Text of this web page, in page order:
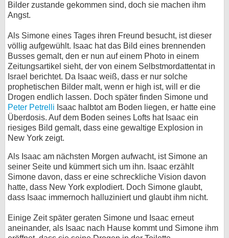
Bilder zustande gekommen sind, doch sie machen ihm
Angst.
Als Simone eines Tages ihren Freund besucht, ist dieser
völlig aufgewühlt. Isaac hat das Bild eines brennenden
Busses gemalt, den er nun auf einem Photo in einem
Zeitungsartikel sieht, der von einem Selbstmordattentat in
Israel berichtet. Da Isaac weiß, dass er nur solche
prophetischen Bilder malt, wenn er high ist, will er die
Drogen endlich lassen. Doch später finden Simone und
Peter Petrelli Isaac halbtot am Boden liegen, er hatte eine
Überdosis. Auf dem Boden seines Lofts hat Isaac ein
riesiges Bild gemalt, dass eine gewaltige Explosion in
New York zeigt.
Als Isaac am nächsten Morgen aufwacht, ist Simone an
seiner Seite und kümmert sich um ihn. Isaac erzählt
Simone davon, dass er eine schreckliche Vision davon
hatte, dass New York explodiert. Doch Simone glaubt,
dass Isaac immernoch halluziniert und glaubt ihm nicht.
Einige Zeit später geraten Simone und Isaac erneut
aneinander, als Isaac nach Hause kommt und Simone ihm
Kontakt
Nutzungsbedingungen
Datenschutz
Cookie-Einstellungen
Impressum
Desktop-Ansicht
myFanbase